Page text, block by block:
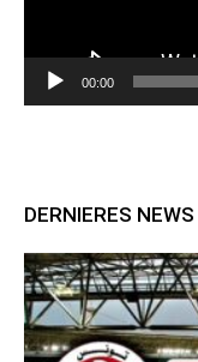
00:00
DERNIERES NEWS